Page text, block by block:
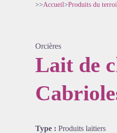
>>Accueil>Produits du
Orcières
Lait de
Type : Produits laitiers